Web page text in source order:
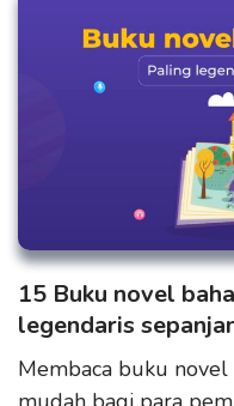
15 Buku novel
legendaris
Membaca buku